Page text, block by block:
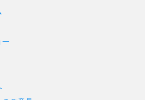
ショー「バランス大実験」
リウム「ビッグバン～宇宙ヒストリア
スショー「水の科学」：凍らない水
ウム「宇宙人をさがす冴えたやり方